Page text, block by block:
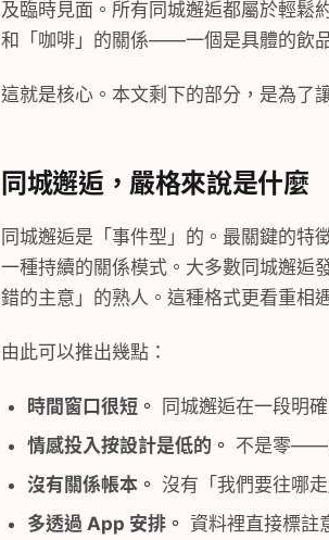
及臨時見面。所有同城邂逅都屬於輕鬆
和「咖啡」的關係——一個是具體的飲
這就是核心。本文剩下的部分，是為了
同城邂逅，嚴格來說是什麼
同城邂逅是「事件型」的。最關鍵的
一種持續的關係模式。大多數同城邂逅
錯的主意」的熟人。這種格式更看重相
由此可以推出幾點：
時間窗口很短。
同城邂逅在一段明
情感投入按設計是低的。 不是零——
沒有關係帳本。 沒有「我們要往哪
多透過 App 安排。 資料裡直接標註